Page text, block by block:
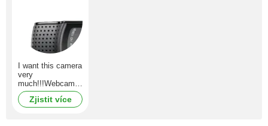
I want this camera
very
much!!!Webcam
HD Pro C920,
LogitechZjistit více